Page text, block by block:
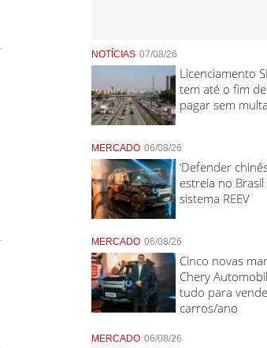
NOTÍCIAS 07/08/26
Licenciamento
tem até o fim
pagar sem multa
MERCADO 06/08/26
‘Defender
estreia no
sistema REEV
MERCADO 06/08/26
Cinco novas
Chery
tudo para
carros/ano
MERCADO 06/08/26